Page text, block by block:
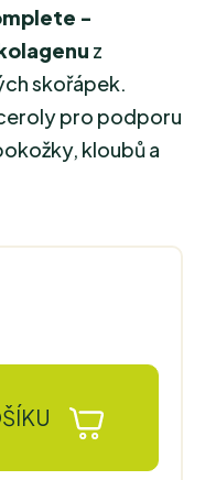
-
z
skořápek.
pro podporu
kloubů a